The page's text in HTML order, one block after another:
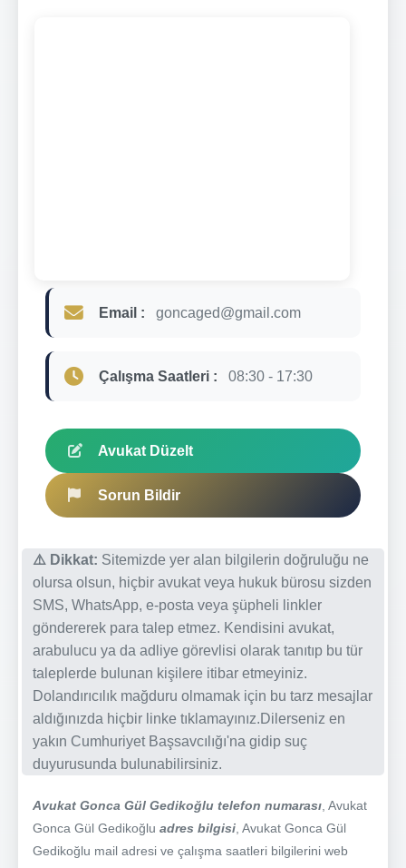
Email : goncaged@gmail.com
Çalışma Saatleri : 08:30 - 17:30
Avukat Düzelt
Sorun Bildir
⚠️ Dikkat: Sitemizde yer alan bilgilerin doğruluğu ne
olursa olsun, hiçbir avukat veya hukuk bürosu sizden
SMS, WhatsApp, e-posta veya şüpheli linkler
göndererek para talep etmez. Kendisini avukat,
arabulucu ya da adliye görevlisi olarak tanıtıp bu tür
taleplerde bulunan kişilere itibar etmeyiniz.
Dolandırıcılık mağduru olmamak için bu tarz mesajlar
aldığınızda hiçbir linke tıklamayınız.Dilerseniz en
yakın Cumhuriyet Başsavcılığı'na gidip suç
duyurusunda bulunabilirsiniz.
Avukat Gonca Gül Gedikoğlu telefon numarası , Avukat
Gonca Gül Gedikoğlu adres bilgisi , Avukat Gonca Gül
Gedikoğlu mail adresi ve çalışma saatleri bilgilerini web